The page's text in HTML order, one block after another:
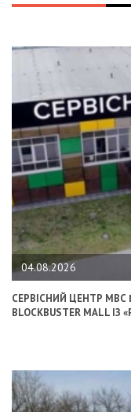
04.08.2026
СЕРВІСНИЙ ЦЕНТР
BLOCKBUSTER MALL